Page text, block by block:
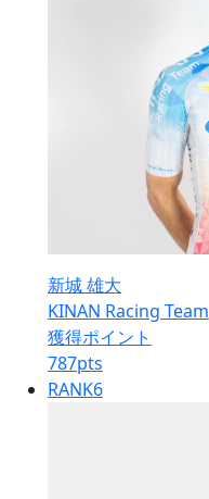
新城 雄大
KINAN Racing Team
獲得ポイント
787pts
RANK6